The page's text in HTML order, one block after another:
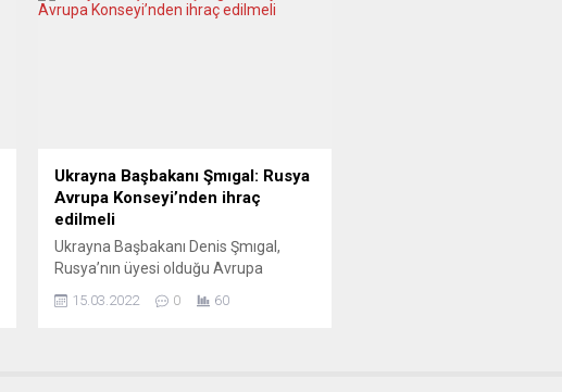
Başbakanlık Ofisi 10 Numara’dan bir
Ukrayna Başbakanı Şmıgal: Rusya
Avrupa Konseyi’nden ihraç
edilmeli
Ukrayna Başbakanı Denis Şmıgal,
Rusya’nın üyesi olduğu Avrupa
istediklerini belirtti. Avrupa Konseyi
15.03.2022 0 60